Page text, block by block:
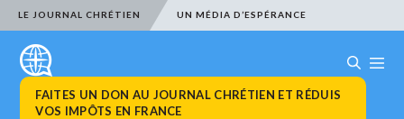
LE JOURNAL CHRÉTIEN UN MÉDIA D’ESPÉRANCE
FAITES UN DON AU JOURNAL CHRÉTIEN ET RÉDUIS
VOS IMPÔTS EN FRANCE